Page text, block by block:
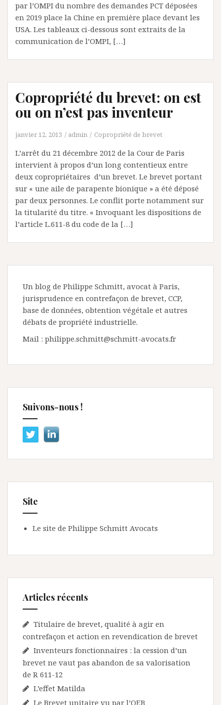
par l’OMPI du nombre des demandes PCT déposées
en 2019 place la Chine en première place devant les
USA. Les tableaux ci-dessous sont extraits de la
communication de l’OMPI, […]
Copropriété du brevet: on est
ou on n’est pas inventeur
janvier 12, 2013 admin Copropriété de brevet
L’arrêt du 21 décembre 2012 de la Cour de Paris
intervient à propos d’un long contentieux entre
deux copropriétaires d’un brevet. Le brevet portant
sur « une aile de parapente bionique » a été déposé
par deux personnes. Le conflit porte notamment sur
la titularité du titre. « Invoquant les dispositions de
l’article L.611-8 du code de la […]
Un blog de Philippe Schmitt, avocat à Paris,
jurisprudence en contrefaçon de brevet, CCP,
base de données, obtention végétale et autres
débats de propriété industrielle.
Mail : philippe.schmitt@schmitt-avocats.fr
Suivons-nous !
Site
Le site de Philippe Schmitt Avocats
Articles récents
Titulaire de brevet, qualité à agir en
contrefaçon et action en revendication de brevet
Inventeurs fonctionnaires : la cession d’un
brevet ne vaut pas abandon de sa valorisation
de R 611-12
L’effet Matilda
Le Brevet unitaire vu par l’OEB